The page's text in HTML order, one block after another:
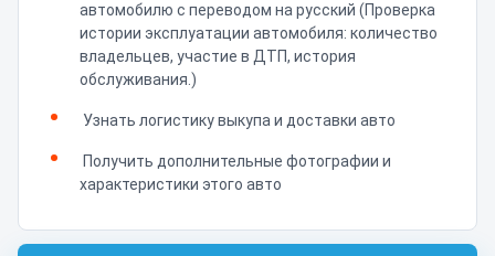
автомобилю с переводом на русский (Проверка
истории эксплуатации автомобиля: количество
владельцев, участие в ДТП, история
обслуживания.)
Узнать логистику выкупа и доставки авто
Получить дополнительные фотографии и
характеристики этого авто